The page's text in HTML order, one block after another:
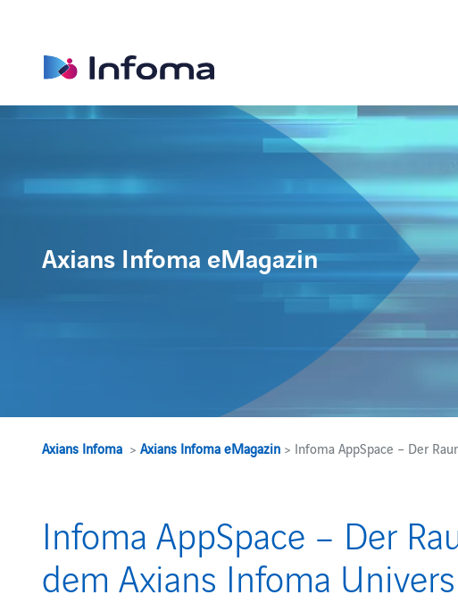
Axians Infoma eMagazin
Axians Infoma >Axians Infoma eMagazin > Infoma AppSpace – Der
Infoma AppSpace – Der
dem Axians Infoma